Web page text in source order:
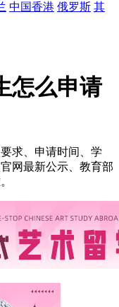
中国香港 俄罗斯 其
怎么申请
求、申请时间、学
网最新公示、教育部